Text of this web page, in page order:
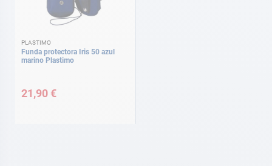
PLASTIMO
Funda protectora Iris 50 azul
marino Plastimo
21,90 €